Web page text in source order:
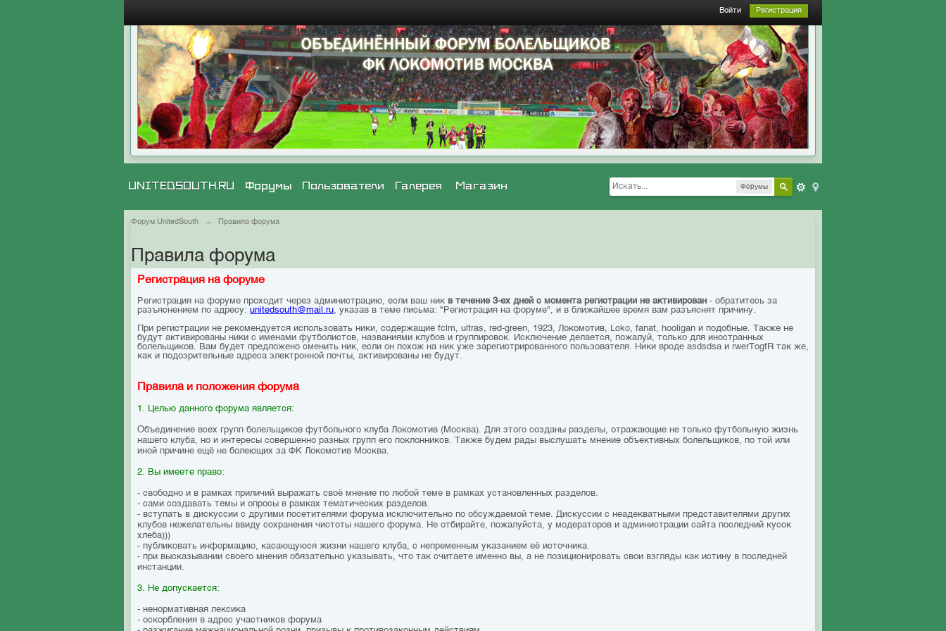
Войти Регистрация
Форумы
UNITEDSOUTH.RU Галерея Магазин
Форумы Пользователи
Форум UnitedSouth → Правила форума
Правила форума
Регистрация на форуме
Регистрация на форуме проходит через администрацию, если ваш ник в течение 3-ех дней с момента регистрации не активирован - обратитесь за
разъяснением по адресу: unitedsouth@mail.ru, указав в теме письма: "Регистрация на форуме", и в ближайшее время вам разъяснят причину.
При регистрации не рекомендуется использовать ники, содержащие fclm, ultras, red-green, 1923, Локомотив, Loko, fanat, hooligan и подобные. Также не
будут активированы ники с именами футболистов, названиями клубов и группировок. Исключение делается, пожалуй, только для иностранных
болельщиков. Вам будет предложено сменить ник, если он похож на ник уже зарегистрированного пользователя. Ники вроде asdsdsa и rwerTоgfR так же,
как и подозрительные адреса электронной почты, активированы не будут.
Правила и положения форума
1. Целью данного форума является:
Объединение всех групп болельщиков футбольного клуба Локомотив (Москва). Для этого созданы разделы, отражающие не только футбольную жизнь
нашего клуба, но и интересы совершенно разных групп его поклонников. Также будем рады выслушать мнение объективных болельщиков, по той или
иной причине ещё не болеющих за ФК Локомотив Москва.
2. Вы имеете право:
- свободно и в рамках приличий выражать своё мнение по любой теме в рамках установленных разделов.
- сами создавать темы и опросы в рамках тематических разделов.
- вступать в дискуссии с другими посетителями форума исключительно по обсуждаемой теме. Дискуссии с неадекватными представителями других
клубов нежелательны ввиду сохранения чистоты нашего форума. Не отбирайте, пожалуйста, у модераторов и администрации сайта последний кусок
хлеба)))
- публиковать информацию, касающуюся жизни нашего клуба, с непременным указанием её источника.
- при высказывании своего мнения обязательно указывать, что так считаете именно вы, а не позиционировать свои взгляды как истину в последней
инстанции.
3. Не допускается:
- ненормативная лексика
- оскорбления в адрес участников форума